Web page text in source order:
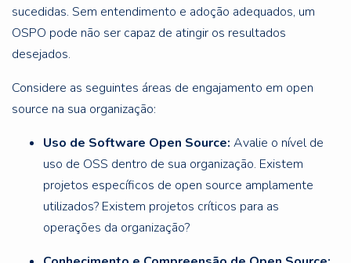
sucedidas. Sem entendimento e adoção adequados, um
OSPO pode não ser capaz de atingir os resultados
desejados.
Considere as seguintes áreas de engajamento em open
source na sua organização:
Uso de Software Open Source: Avalie o nível de
uso de OSS dentro de sua organização. Existem
projetos específicos de open source amplamente
utilizados? Existem projetos críticos para as
operações da organização?